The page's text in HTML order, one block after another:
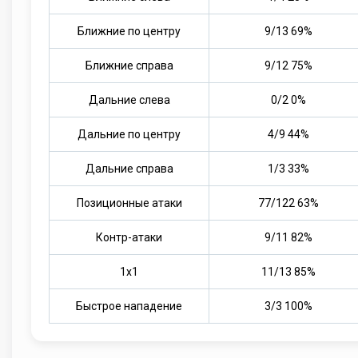
Ближние по центру 9/13 69%
Ближние справа 9/12 75%
Дальние слева 0/2 0%
Дальние по центру 4/9 44%
Дальние справа 1/3 33%
Позиционные атаки 77/122 63%
Контр-атаки 9/11 82%
1х1 11/13 85%
Быстрое нападение 3/3 100%